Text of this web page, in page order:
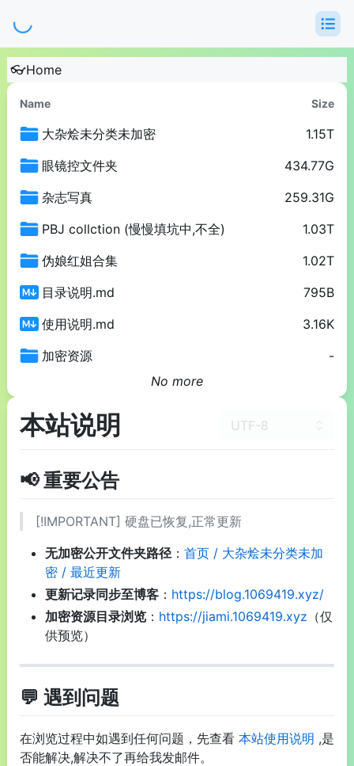
Loading...
👓Home
Name Size
大杂烩未分类未加密
1.15T
眼镜控文件夹
434.77G
杂志写真
259.31G
PBJ collction (慢慢填坑中,不全)
1.03T
伪娘红姐合集
1.02T
目录说明.md
795B
使用说明.md
3.16K
加密资源
-
No more
本站说明
📢 重要公告
[!IMPORTANT] 硬盘已恢复,正常更新
无加密公开文件夹路径： 首页 / 大杂烩未分类未加
密 / 最近更新
更新记录同步至博客： https://blog.1069419.xyz/
加密资源目录浏览： https://jiami.1069419.xyz （仅
供预览）
💬 遇到问题
在浏览过程中如遇到任何问题，先查看 本站使用说明 ,是
否能解决,解决不了再给我发邮件。
UTF-8